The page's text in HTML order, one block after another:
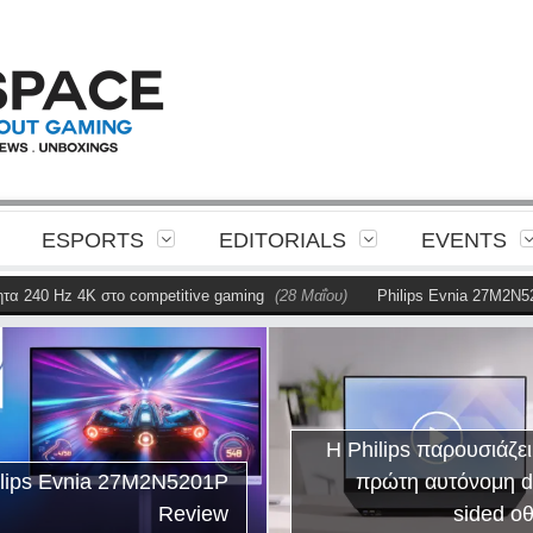
ESPORTS EDITORIALS EVENTS
Hz 4K στο competitive gaming (28 Μαΐου) Philips Evnia 27M2N5201P
Η Philips παρουσιάζει την
πρώτη αυτόνομη dual-
sided οθόνη
Η
παρουσιάζει το
για
φωτισμό